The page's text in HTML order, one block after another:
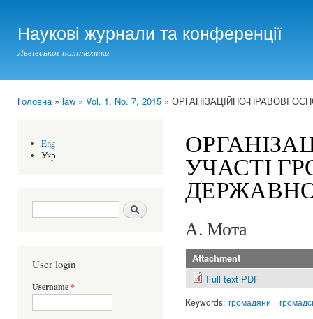
Наукові журнали та конференції
Львівської політехніки
Головна» law » Vol. 1, No. 7, 2015 » ОРГАНІЗАЦІЙНО-ПРАВОВІ
Eng
Укр
Search form Шукати
User login
Username*
УЧАСТІ
А. Мота
Attachment
Full text PDF
Keywords: громадяни